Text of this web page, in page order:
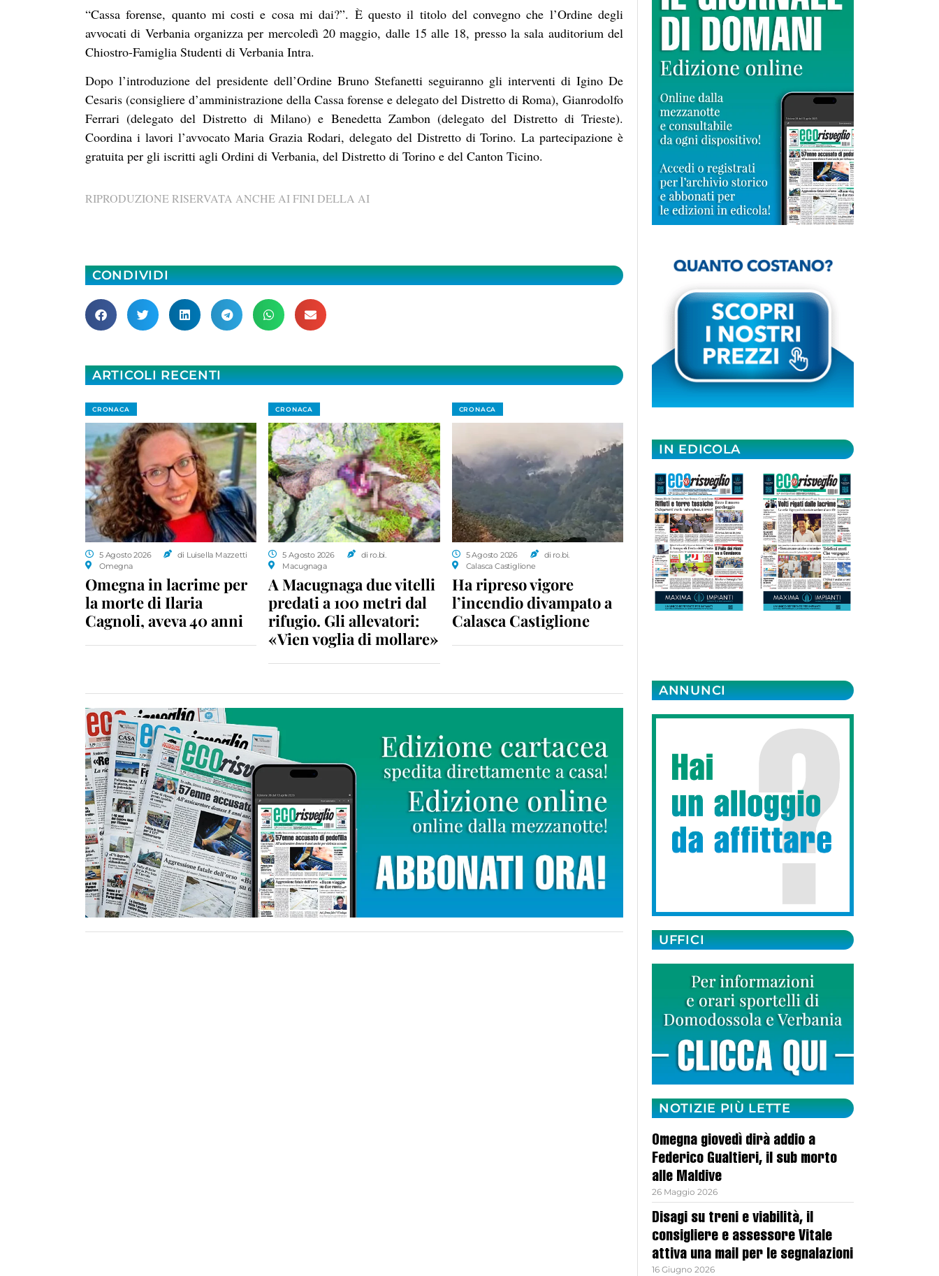
“Cassa forense, quanto mi costi e cosa mi dai?”. È questo il titolo del convegno che l’Ordine degli
avvocati di Verbania organizza per mercoledì 20 maggio, dalle 15 alle 18, presso la sala auditorium del
Chiostro-Famiglia Studenti di Verbania Intra.
Dopo l’introduzione del presidente dell’Ordine Bruno Stefanetti seguiranno gli interventi di Igino De
Cesaris (consigliere d’amministrazione della Cassa forense e delegato del Distretto di Roma), Gianrodolfo
Ferrari (delegato del Distretto di Milano) e Benedetta Zambon (delegato del Distretto di Trieste).
Coordina i lavori l’avvocato Maria Grazia Rodari, delegato del Distretto di Torino. La partecipazione è
gratuita per gli iscritti agli Ordini di Verbania, del Distretto di Torino e del Canton Ticino.
RIPRODUZIONE RISERVATA ANCHE AI FINI DELLA AI
CONDIVIDI
ARTICOLI RECENTI
CRONACA
5 Agosto 2026
di Luisella Mazzetti
Omegna
Omegna in lacrime per
la morte di Ilaria
Cagnoli, aveva 40 anni
CRONACA
5 Agosto 2026
di ro.bi.
Macugnaga
A Macugnaga due vitelli
predati a 100 metri dal
rifugio. Gli allevatori:
«Vien voglia di mollare»
CRONACA
5 Agosto 2026
di ro.bi.
Calasca Castiglione
Ha ripreso vigore
l’incendio divampato a
Calasca Castiglione
IN EDICOLA
ANNUNCI
UFFICI
NOTIZIE PIÙ LETTE
Omegna giovedì dirà addio a
Federico Gualtieri, il sub morto
alle Maldive
26 Maggio 2026
Disagi su treni e viabilità, il
consigliere e assessore Vitale
attiva una mail per le segnalazioni
16 Giugno 2026